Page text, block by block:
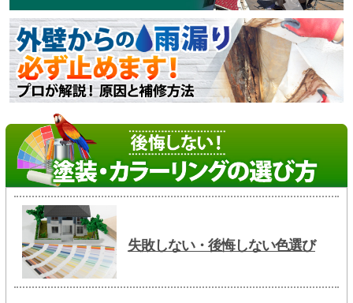
失敗しない・後悔しない色選び